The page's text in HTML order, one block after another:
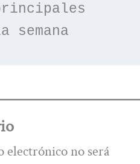
electrónico no será